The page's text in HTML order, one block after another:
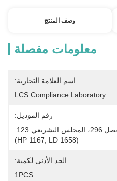
وصف المنتج
معلومات مفصلة
اسم العلامة التجارية:
LCS Compliance Laboratory
رقم الموديل:
(HP 1167, LD 1658)
الحد الأدنى لكمية:
1PCS